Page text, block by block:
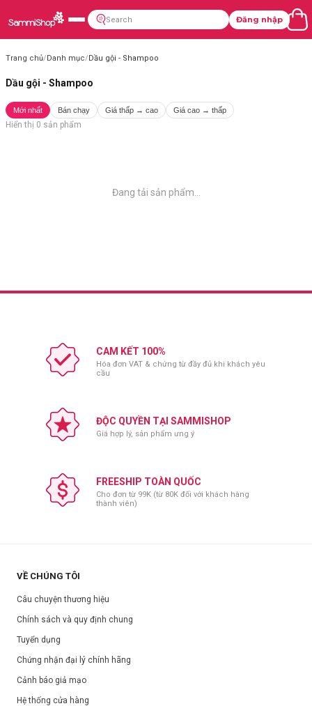
Đăng nhập
Trang chủ/Danh mục/Dầu gội - Shampoo
Dầu gội - Shampoo
Mới nhất Bán chạy Giá thấp → cao Giá cao → thấp
Hiển thị 0 sản phẩm
Đang tải sản phẩm...
CAM KẾT 100%
Hóa đơn VAT & chứng từ đầy đủ khi khách yêu
cầu
ĐỘC QUYỀN TẠI SAMMISHOP
Giá hợp lý, sản phẩm ưng ý
FREESHIP TOÀN QUỐC
Cho đơn từ 99K (từ 80K đối với khách hàng
thành viên)
VỀ CHÚNG TÔI
Câu chuyện thương hiệu
Chính sách và quy định chung
Tuyển dụng
Chứng nhận đại lý chính hãng
Cảnh báo giả mạo
Hệ thống cửa hàng